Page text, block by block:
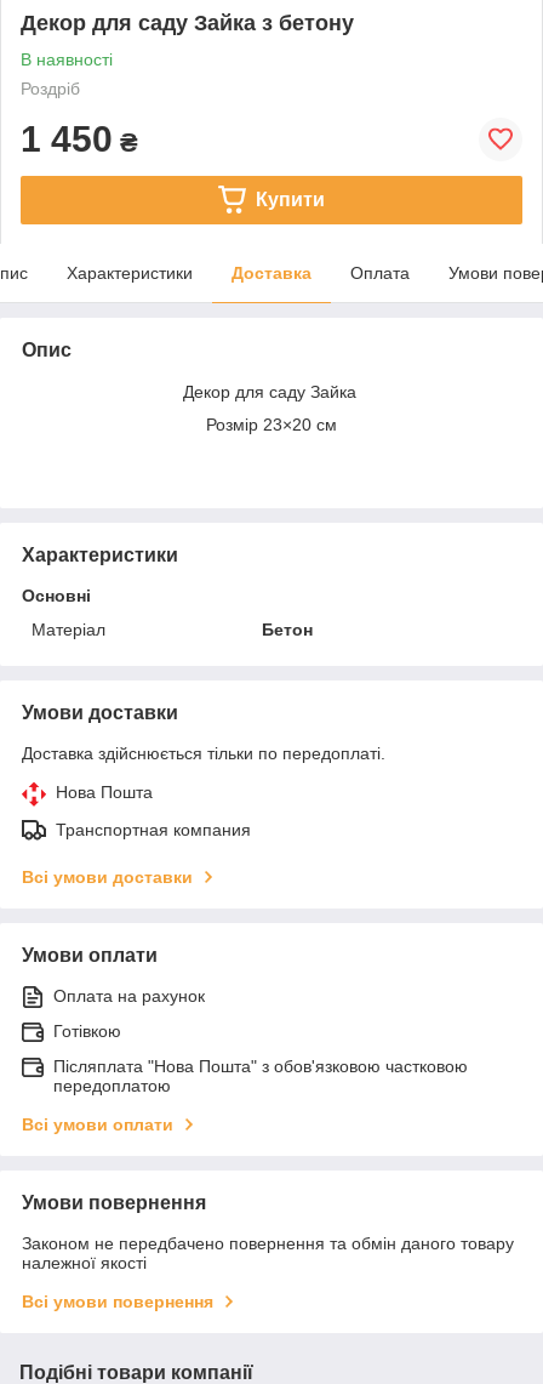
Декор для саду Зайка з бетону
В наявності
Роздріб
1 450 ₴
Купити
Характеристики Доставка Оплата Умови
Опис
Декор для саду Зайка
Розмір 23×20 см
Характеристики
Основні
Матеріал
Бетон
Умови доставки
Доставка здійснюється тільки по передоплаті.
Нова Пошта
Транспортная компания
Всі умови доставки
Умови оплати
Оплата на рахунок
Готівкою
Післяплата "Нова Пошта" з обов'язковою частковою
передоплатою
Всі умови оплати
Умови повернення
Законом не передбачено повернення та обмін даного товару
належної якості
Всі умови повернення
Подібні товари компанії